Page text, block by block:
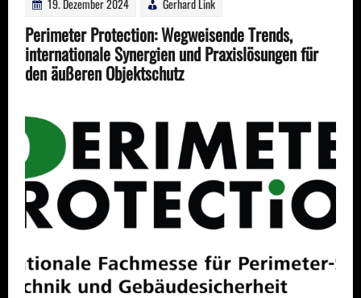
19. Dezember 2024 Gerhard Link
Perimeter Protection: Wegweisende Trends,
internationale Synergien und Praxislösungen für
den äußeren Objektschutz